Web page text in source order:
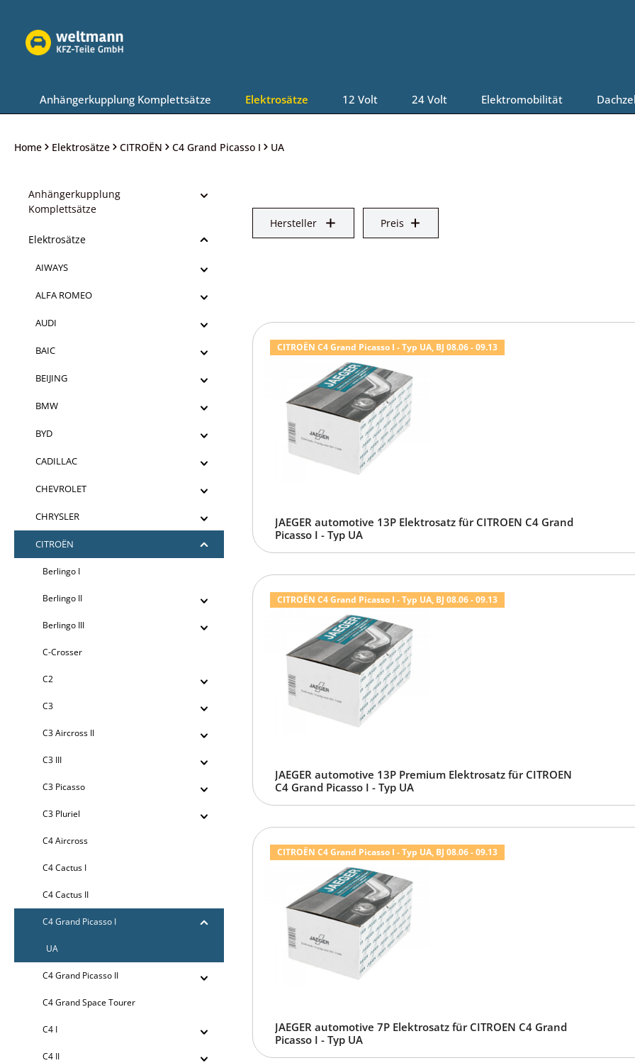
Anhängerkupplung Komplettsätze Elektrosätze 12 Volt 24 Volt Elektromobilität
Home Elektrosätze CITROËN C4 Grand Picasso I UA
Anhängerkupplung
Komplettsätze
Elektrosätze
AIWAYS
ALFA ROMEO
AUDI
BAIC
BEIJING
BMW
BYD
CADILLAC
CHEVROLET
CHRYSLER
CITROËN
Berlingo I
Berlingo II
Berlingo III
C-Crosser
C2
C3
C3 Aircross II
C3 III
C3 Picasso
C3 Pluriel
C4 Aircross
C4 Cactus I
C4 Cactus II
C4 Grand Picasso I
UA
C4 Grand Picasso II
C4 Grand Space Tourer
C4 I
C4 II
Hersteller Preis
CITROËN C4 Grand Picasso I - Typ UA, BJ 08.06 - 09.13
JAEGER automotive 13P Elektrosatz für CITROEN C4 Grand
Picasso I - Typ UA
CITROËN C4 Grand Picasso I - Typ UA, BJ 08.06 - 09.13
JAEGER automotive 13P Premium Elektrosatz für CITROEN
C4 Grand Picasso I - Typ UA
CITROËN C4 Grand Picasso I - Typ UA, BJ 08.06 - 09.13
JAEGER automotive 7P Elektrosatz für CITROEN C4 Grand
Picasso I - Typ UA